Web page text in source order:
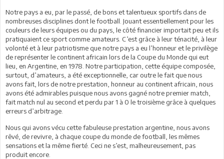
Notre pays a eu, par le passé, de bons et talentueux sportifs dans de
nombreuses disciplines dont le football. Jouant essentiellement pour les
couleurs de leurs équipes ou du pays, le côté financier importait peu et ils
pratiquaient ce sport comme amateurs. C’est grâce à leur ténacité, à leur
volonté et à leur patriotisme que notre pays a eu l’honneur et le privilège
de représenter le continent africain lors de la Coupe du Monde qui eut
lieu, en Argentine, en 1978. Notre participation, cette équipe composée,
surtout, d’amateurs, a été exceptionnelle, car outre le fait que nous
avons fait, lors de notre prestation, honneur au continent africain, nous
avons été admirables puisque nous avons gagné notre premier match,
fait match nul au second et perdu par 1 à 0 le troisième grâce à quelques
erreurs d’arbitrage.
Nous qui avons vécu cette fabuleuse prestation argentine, nous avons
rêvé, de revivre, à chaque coupe du monde de football, les mêmes
sensations et la même fierté. Ceci ne s’est, malheureusement, pas
produit encore.